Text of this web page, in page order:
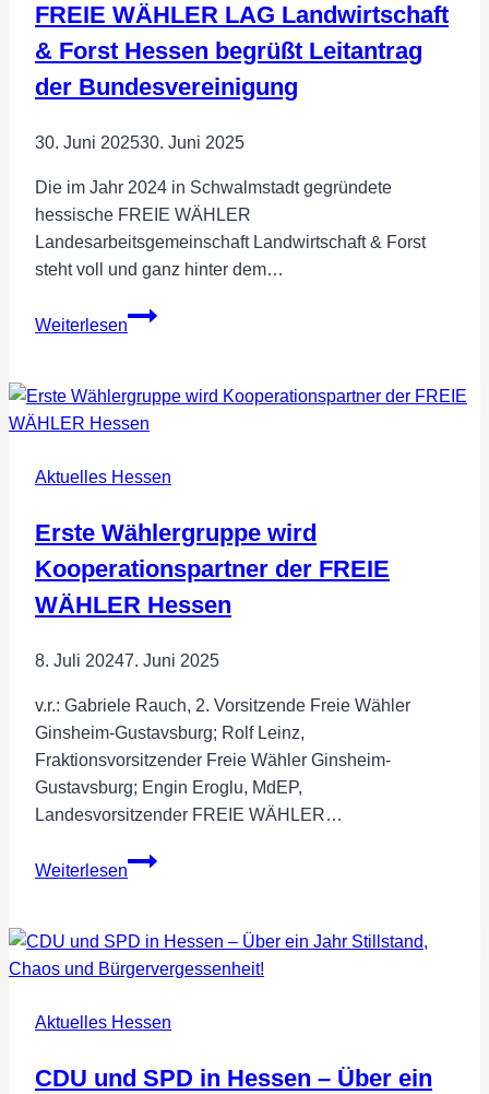
Jahr
Stillstand
und
verpasste
FREIE WÄHLER LAG Landwirtschaft
& Forst Hessen begrüßt Leitantrag
der Bundesvereinigung
30. Juni 202530. Juni 2025
Die im Jahr 2024 in Schwalmstadt gegründete
hessische FREIE WÄHLER
Landesarbeitsgemeinschaft Landwirtschaft & Forst
steht voll und ganz hinter dem…
Weiterlesen
FREIE
Landwirtschaft
&
Hessen
Leitantrag
der
Bundesvereinigung
Aktuelles Hessen
Erste Wählergruppe wird
Kooperationspartner der FREIE
WÄHLER Hessen
8. Juli 20247. Juni 2025
v.r.: Gabriele Rauch, 2. Vorsitzende Freie Wähler
Ginsheim-Gustavsburg; Rolf Leinz,
Fraktionsvorsitzender Freie Wähler Ginsheim-
Gustavsburg; Engin Eroglu, MdEP,
Landesvorsitzender FREIE WÄHLER…
Weiterlesen
Erste
Kooperationspartner
der
WÄHLER
Aktuelles Hessen
CDU und SPD in Hessen – Über ein